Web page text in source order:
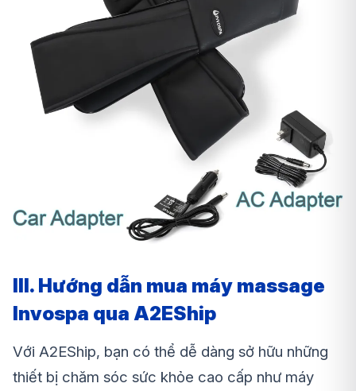
III. Hướng dẫn mua máy massage
Invospa qua A2EShip
Với A2EShip, bạn có thể dễ dàng sở hữu những
thiết bị chăm sóc sức khỏe cao cấp như máy